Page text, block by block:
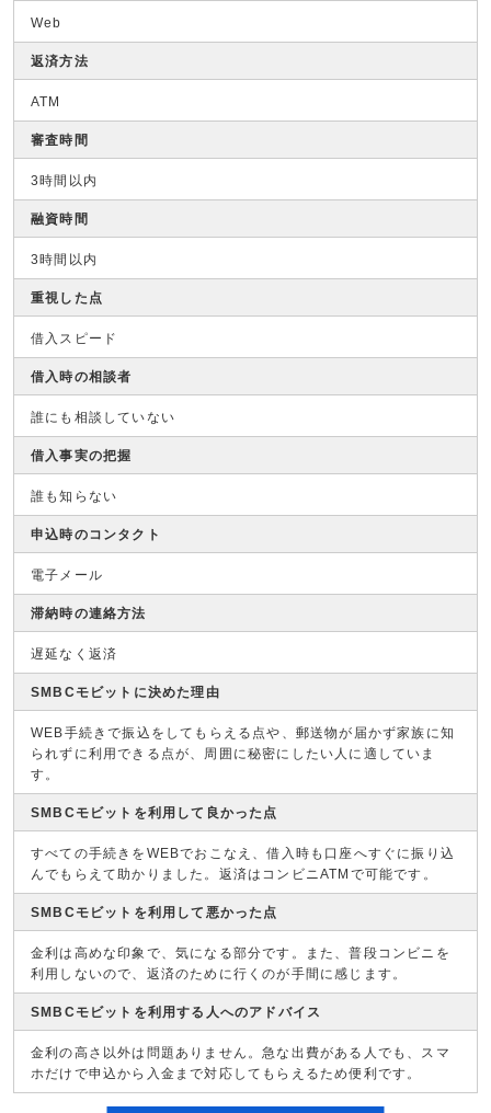
Web
返済方法
ATM
審査時間
3時間以内
融資時間
3時間以内
重視した点
借入スピード
借入時の相談者
誰にも相談していない
借入事実の把握
誰も知らない
申込時のコンタクト
電子メール
滞納時の連絡方法
遅延なく返済
SMBCモビットに決めた理由
WEB手続きで振込をしてもらえる点や、郵送物が届かず家族に知
られずに利用できる点が、周囲に秘密にしたい人に適していま
す。
SMBCモビットを利用して良かった点
すべての手続きをWEBでおこなえ、借入時も口座へすぐに振り込
んでもらえて助かりました。返済はコンビニATMで可能です。
SMBCモビットを利用して悪かった点
金利は高めな印象で、気になる部分です。また、普段コンビニを
利用しないので、返済のために行くのが手間に感じます。
SMBCモビットを利用する人へのアドバイス
金利の高さ以外は問題ありません。急な出費がある人でも、スマ
ホだけで申込から入金まで対応してもらえるため便利です。